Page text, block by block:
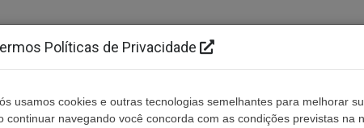
Cidades Ouça ao vivo Contato
Políticas de Privacidade
usamos cookies e outras tecnologias semelhantes para melhorar
continuar navegando você concorda com as condições previstas na